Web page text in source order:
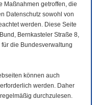
Maßnahmen getroffen, die
Datenschutz sowohl von
werden. Diese Seite
Bernkasteler Straße 8,
die Bundesverwaltung
können auch
werden. Daher
durchzulesen.